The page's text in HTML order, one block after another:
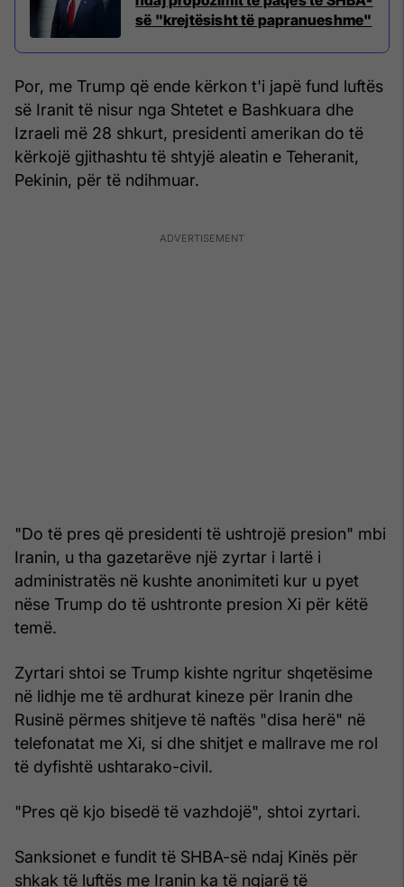
së "krejtësisht të papranueshme"
Por, me Trump që ende kërkon t'i japë fund luftës
së Iranit të nisur nga Shtetet e Bashkuara dhe
Izraeli më 28 shkurt, presidenti amerikan do të
kërkojë gjithashtu të shtyjë aleatin e Teheranit,
Pekinin, për të ndihmuar.
"Do të pres që presidenti të ushtrojë presion" mbi
Iranin, u tha gazetarëve një zyrtar i lartë i
administratës në kushte anonimiteti kur u pyet
nëse Trump do të ushtronte presion Xi për këtë
temë.
Zyrtari shtoi se Trump kishte ngritur shqetësime
në lidhje me të ardhurat kineze për Iranin dhe
Rusinë përmes shitjeve të naftës "disa herë" në
telefonatat me Xi, si dhe shitjet e mallrave me rol
të dyfishtë ushtarako-civil.
"Pres që kjo bisedë të vazhdojë", shtoi zyrtari.
Sanksionet e fundit të SHBA-së ndaj Kinës për
shkak të luftës me Iranin ka të ngjarë të